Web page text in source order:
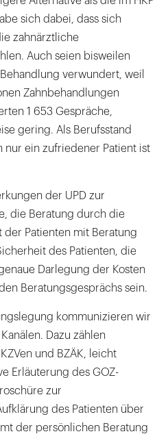
sich dabei, dass sich
zahnärztliche
Auch seien bisweilen
verwundert, weil
Zahnbehandlungen
1 653 Gespräche,
gering. Als Berufsstand
nur ein zufriedener Patient ist
der UPD zur
die Beratung durch die
Patienten mit Beratung
des Patienten, die
Darlegung der Kosten
Beratungsgesprächs sein.
kommunizieren wir
Dazu zählen
und BZÄK, leicht
Erläuterung des GOZ-
zur
des Patienten über
der persönlichen Beratung